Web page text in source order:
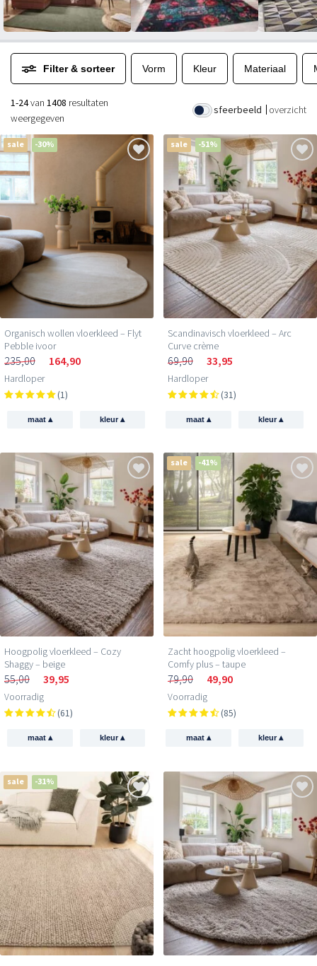
Filter & sorteer Vorm Kleur Materiaal
sfeerbeeld overzicht
1-24van 1408 resultaten
weergegeven
sale -30%
Organisch wollen vloerkleed – Flyt
Pebble ivoor
235,00 164,90
Hardloper
(1)
maat ▴ kleur▴
sale -51%
Scandinavisch vloerkleed – Arc
Curve crème
69,90 33,95
Hardloper
(31)
maat ▴ kleur▴
Hoogpolig vloerkleed – Cozy
Shaggy – beige
55,00 39,95
Voorradig
(61)
maat ▴ kleur▴
sale -41%
Zacht hoogpolig vloerkleed –
Comfy plus – taupe
79,90 49,90
Voorradig
(85)
maat ▴ kleur▴
sale -31%